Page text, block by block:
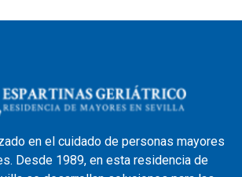
en el cuidado de personas mayores
Desde 1989, en esta residencia de